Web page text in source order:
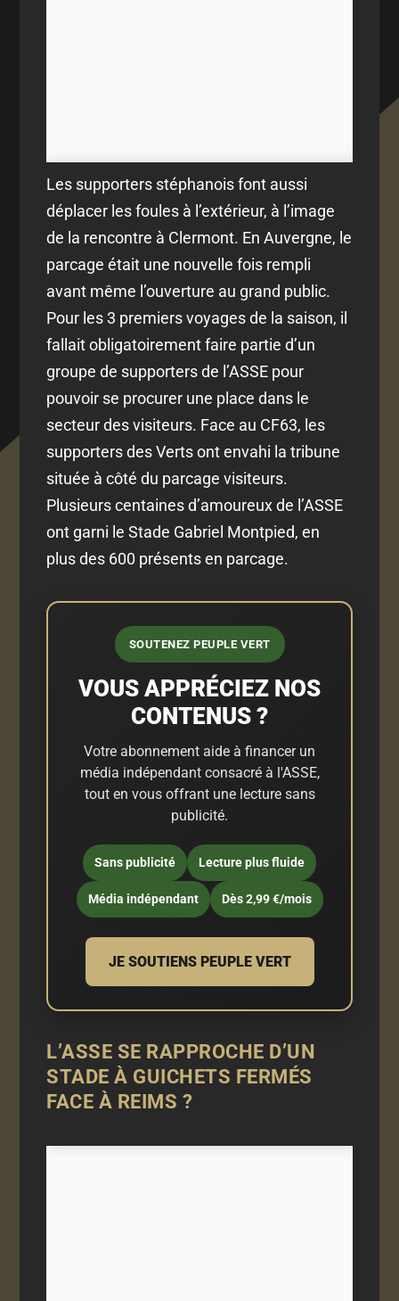
Les supporters stéphanois font aussi
déplacer les foules à l’extérieur, à l’image
de la rencontre à Clermont. En Auvergne, le
parcage était une nouvelle fois rempli
avant même l’ouverture au grand public.
Pour les 3 premiers voyages de la saison, il
fallait obligatoirement faire partie d’un
groupe de supporters de l’ASSE pour
pouvoir se procurer une place dans le
secteur des visiteurs. Face au CF63, les
supporters des Verts ont envahi la tribune
située à côté du parcage visiteurs.
Plusieurs centaines d’amoureux de l’ASSE
ont garni le Stade Gabriel Montpied, en
plus des 600 présents en parcage.
SOUTENEZ PEUPLE VERT
VOUS APPRÉCIEZ NOS
CONTENUS ?
Votre abonnement aide à financer un
média indépendant consacré à l'ASSE,
tout en vous offrant une lecture sans
publicité.
Sans publicité Lecture plus fluide
Média indépendant Dès 2,99 €/mois
JE SOUTIENS PEUPLE VERT
L’ASSE SE RAPPROCHE D’UN
STADE À GUICHETS FERMÉS
FACE À REIMS ?